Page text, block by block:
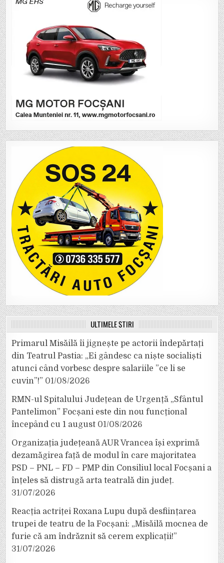
ULTIMELE ȘTIRI
Primarul Misăilă îi jignește pe actorii îndepărtați
din Teatrul Pastia: „Ei gândesc ca niște socialiști
atunci când vorbesc despre salariile ”ce li se
cuvin”!” 01/08/2026
RMN-ul Spitalului Județean de Urgență „Sfântul
Pantelimon” Focșani este din nou funcțional
începând cu 1 august 01/08/2026
Organizația județeană AUR Vrancea își exprimă
dezamăgirea față de modul în care majoritatea
PSD – PNL – FD – PMP din Consiliul local Focșani a
înțeles să distrugă arta teatrală din județ.
31/07/2026
Reacția actriței Roxana Lupu după desființarea
trupei de teatru de la Focșani: „Misăilă mocnea de
furie că am îndrăznit să cerem explicații!”
31/07/2026